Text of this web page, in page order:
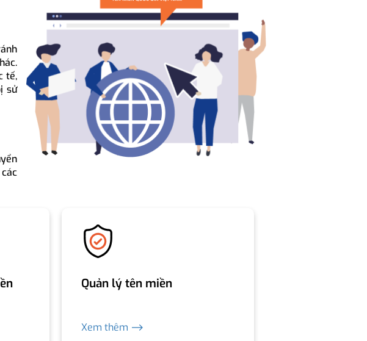
tế,
sử
Quản lý tên miền
Xem thêm ⟶